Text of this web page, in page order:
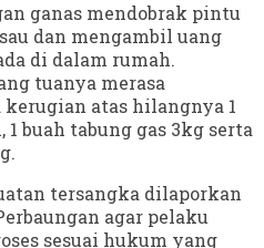
ganas mendobrak pintu
dan mengambil uang
di dalam rumah.
tuanya merasa
atas hilangnya 1
buah tabung gas 3kg serta
tersangka dilaporkan
agar pelaku
sesuai hukum yang